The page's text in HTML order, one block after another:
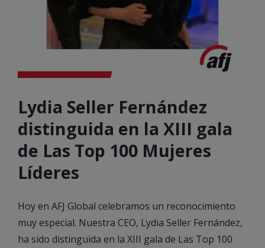
Lydia Seller Fernández
distinguida en la XIII gala
de Las Top 100 Mujeres
Líderes
Hoy en AFJ Global celebramos un reconocimiento
muy especial. Nuestra CEO, Lydia Seller Fernández,
ha sido distinguida en la XIII gala de Las Top 100